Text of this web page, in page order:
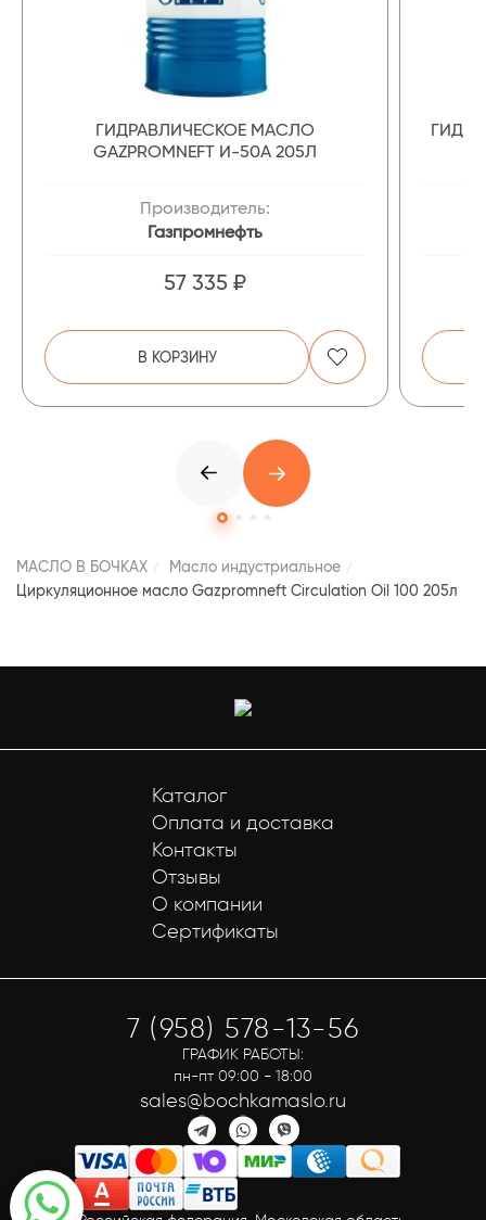
ГИДРАВЛИЧЕСКОЕ МАСЛО
GAZPROMNEFT И-50А 205Л
Производитель:
Газпромнефть
57 335 ₽
В КОРЗИНУ
МАСЛО В БОЧКАХ
Масло индустриальное
Циркуляционное масло Gazpromneft Circulation Oil 100 205л
Каталог
Оплата и доставка
Контакты
Отзывы
О компании
Сертификаты
7 (958) 578-13-56
ГРАФИК РАБОТЫ:
пн-пт 09:00 - 18:00
sales@bochkamaslo.ru